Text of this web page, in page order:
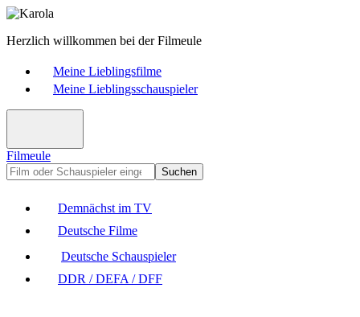
Herzlich willkommen bei der Filmeule
Meine Lieblingsfilme
Meine Lieblingsschauspieler
Filmeule
Suchen
Demnächst im TV
Deutsche Filme
Deutsche Schauspieler
DDR / DEFA / DFF